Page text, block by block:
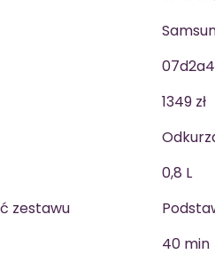
1349 zł
0,8 L
zestawu
40 min